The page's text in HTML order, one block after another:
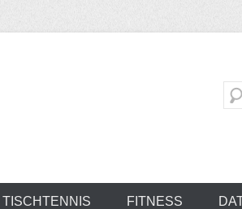
TISCHTENNIS FITNESS